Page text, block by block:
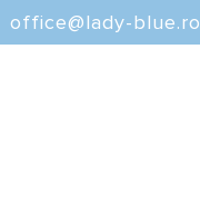
office@lady-blue.ro